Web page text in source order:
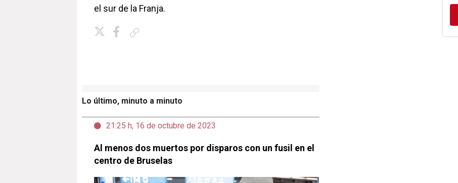
el sur de la Franja.
Lo último, minuto a minuto
21:25 h, 16 de octubre de 2023
Al menos dos muertos por disparos con un fusil en el
centro de Bruselas